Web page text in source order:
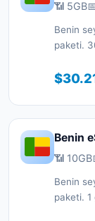
📶 5GB
Benin
paketi.
Benin
📶 10GB
Benin
paketi. 1